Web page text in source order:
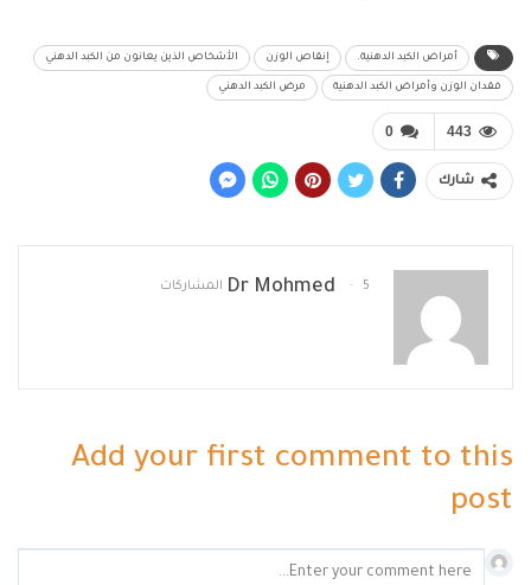
أمراض الكبد الدهنية. إنقاص الوزن الأشخاص الذين يعانون من الكبد الدهني
فقدان الوزن وأمراض الكبد الدهنية مرض الكبد الدهني
0 443
شارك
Dr Mohmed 5 المشاركات
Add your first comment to this
post